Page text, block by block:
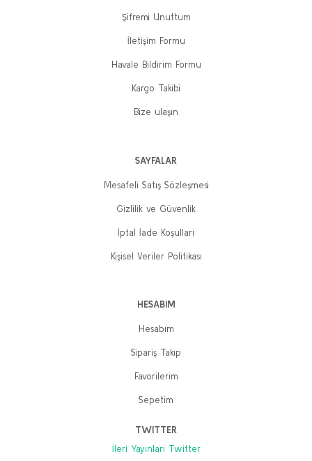
Şifremi Unuttum
İletişim Formu
Havale Bildirim Formu
Kargo Takibi
Bize ulaşın
SAYFALAR
Mesafeli Satış Sözleşmesi
Gizlilik ve Güvenlik
İptal İade Koşullari
Kişisel Veriler Politikası
HESABIM
Hesabım
Sipariş Takip
Favorilerim
Sepetim
TWITTER
İleri Yayınları Twitter